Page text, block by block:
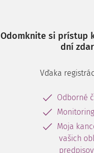
Odomknite si prístup
dní
Vďaka
Odborné
Moja
vašich
predpisov